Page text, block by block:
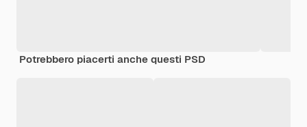
Potrebbero piacerti anche questi PSD